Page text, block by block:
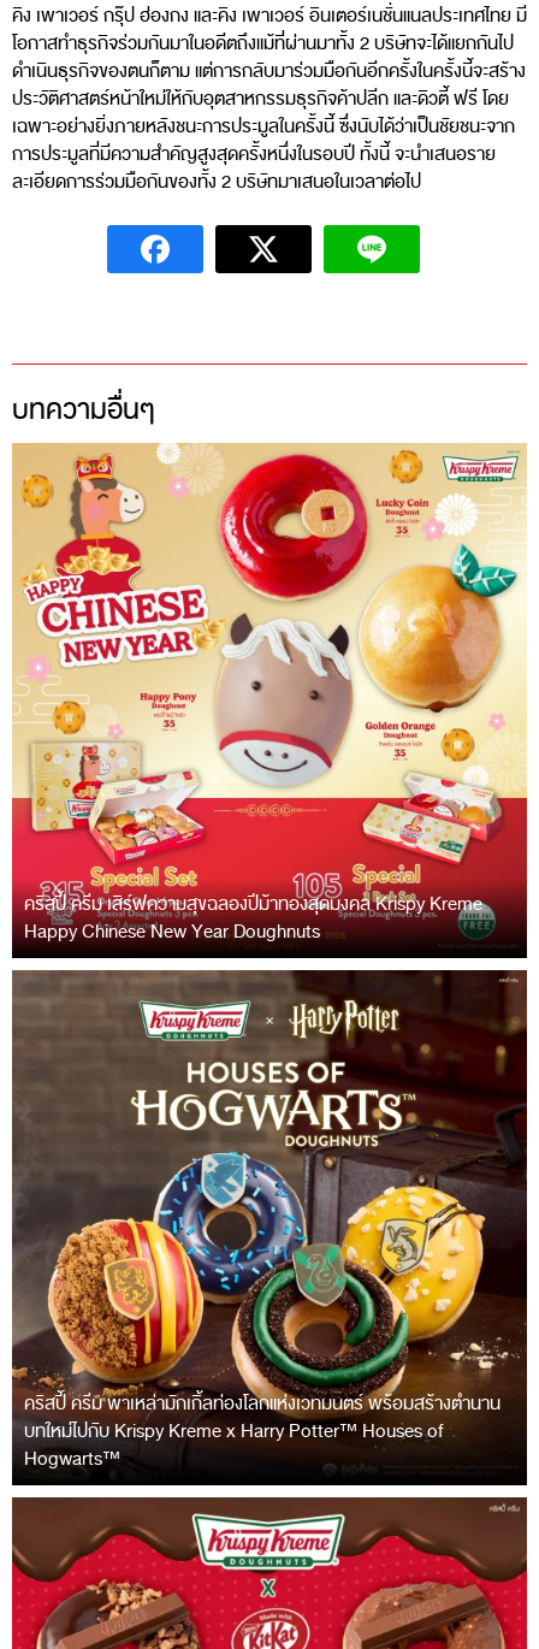
คิง เพาเวอร์ กรุ๊ป ฮ่องกง และคิง เพาเวอร์ อินเตอร์เนชั่นแนลประเทศไทย มี
โอกาสทำธุรกิจร่วมกันมาในอดีตถึงแม้ที่ผ่านมาทั้ง 2 บริษัทจะได้แยกกันไป
ดำเนินธุรกิจของตนก็ตาม แต่การกลับมาร่วมมือกันอีกครั้งในครั้งนี้จะสร้าง
ประวัติศาสตร์หน้าใหม่ให้กับอุตสาหกรรมธุรกิจค้าปลีก และดิวตี้ ฟรี โดย
เฉพาะอย่างยิ่งภายหลังชนะการประมูลในครั้งนี้ ซึ่งนับได้ว่าเป็นชัยชนะจาก
การประมูลที่มีความสำคัญสูงสุดครั้งหนึ่งในรอบปี ทั้งนี้ จะนำเสนอราย
ละเอียดการร่วมมือกันของทั้ง 2 บริษัทมาเสนอในเวลาต่อไป
บทความอื่นๆ
คริสปี้ ครีม เสิร์ฟความสุขฉลองปีม้าทองสุดมงคล Krispy Kreme
Happy Chinese New Year Doughnuts
คริสปี้ ครีม พาเหล่ามักเกิ้ลท่องโลกแห่งเวทมนตร์ พร้อมสร้างตำนาน
บทใหม่ไปกับ Krispy Kreme x Harry Potter™ Houses of
Hogwarts™